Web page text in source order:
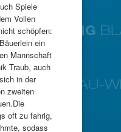
Spiele
Vollen
schöpfen:
ein
Mannschaft
Traub, auch
in der
zweiten
oft zu fahrig,
sodass